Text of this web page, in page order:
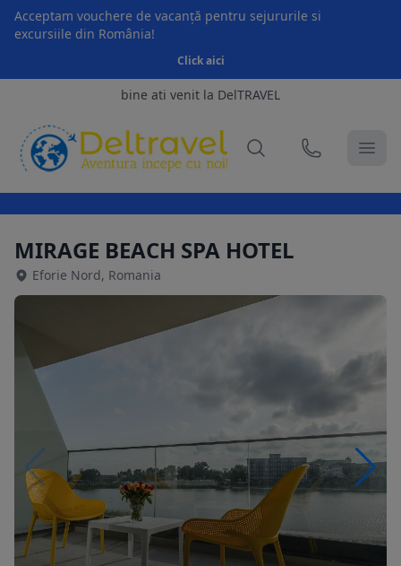
Acceptam vouchere de vacanță pentru sejururile si
excursiile din România!
Click aici
bine ati venit la DelTRAVEL
MIRAGE BEACH SPA HOTEL
Eforie Nord, Romania